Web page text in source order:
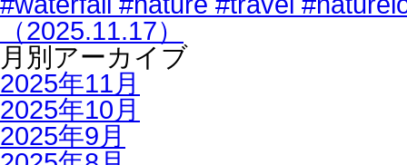
（2025.11.17）
月別アーカイブ
2025年11月
2025年10月
2025年9月